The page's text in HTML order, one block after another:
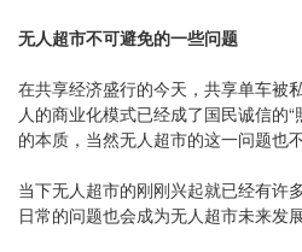
无人超市不可避免的一些问题
在共享经济盛行的今天，共享单车被
人的商业化模式已经成了国民诚信的
的本质，当然无人超市的这一问题也
当下无人超市的刚刚兴起就已经有许
日常的问题也会成为无人超市未来发